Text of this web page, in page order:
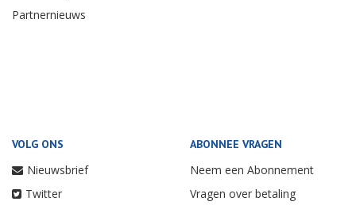
Partnernieuws
VOLG ONS
Nieuwsbrief
Twitter
ABONNEE VRAGEN
Neem een Abonnement
Vragen over betaling